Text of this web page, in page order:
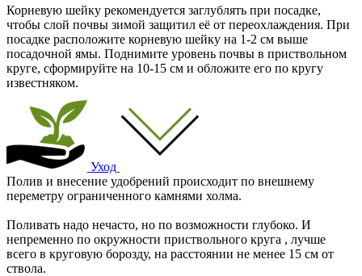
Корневую шейку рекомендуется заглублять при посадке,
чтобы слой почвы зимой защитил её от переохлаждения. При
посадке расположите корневую шейку на 1-2 см выше
посадочной ямы. Поднимите уровень почвы в приствольном
круге, сформируйте на 10-15 см и обложите его по кругу
известняком.
Уход
Полив и внесение удобрений происходит по внешнему
переметру ограниченного камнями холма.
Поливать надо нечасто, но по возможности глубоко. И
непременно по окружности приствольного круга , лучше
всего в круговую борозду, на расстоянии не менее 15 см от
ствола.